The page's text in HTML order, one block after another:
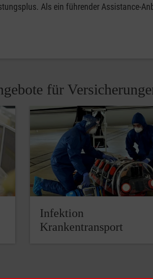
Als ein führender Assistance-
für
Infektion
Krankentransport